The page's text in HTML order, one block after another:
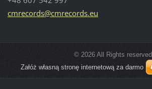
cmrecords@cmrecords.eu
© 2026 All Rights reserved
Załóż własną stronę internetową za darmo